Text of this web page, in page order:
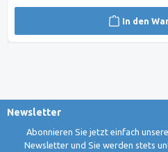
In den
Newsletter
Abonnieren Sie jetzt einfach
Newsletter und Sie werden stets